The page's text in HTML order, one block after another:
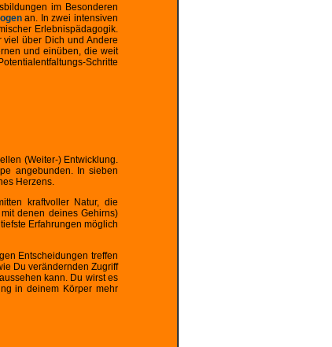
im Besonderen
an. In zwei intensiven
Erlebnispädagogik.
viel über Dich und Andere
und einüben, die weit
Schritte
(Weiter-) Entwicklung.
angebunden. In sieben
Herzens.
kraftvoller Natur, die
denen deines Gehirns)
Erfahrungen möglich
Entscheidungen treffen
Du verändernden Zugriff
kann. Du wirst es
in deinem Körper mehr